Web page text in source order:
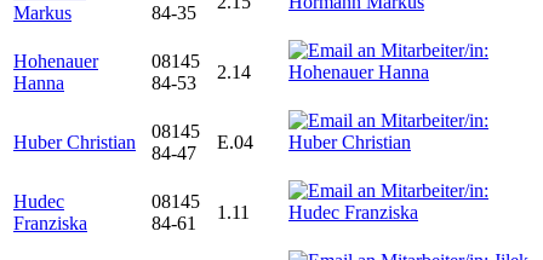
Markus
84-35
Hohenauer
Hanna
08145
84-53
2.14
Huber Christian
08145
84-47
E.04
Hudec
Franziska
08145
84-61
1.11